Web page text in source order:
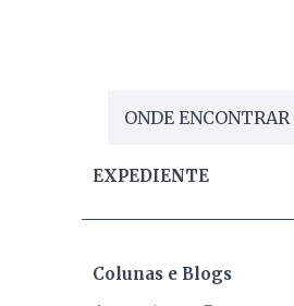
ONDE
EXPEDIENTE
Colunas e Blogs